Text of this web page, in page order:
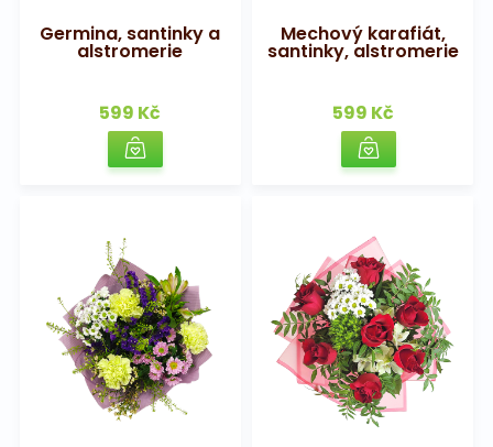
Germina, santinky a
alstromerie
599 Kč
Mechový karafiát,
santinky, alstromerie
599 Kč